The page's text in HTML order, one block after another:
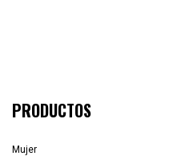
PRODUCTOS
Mujer